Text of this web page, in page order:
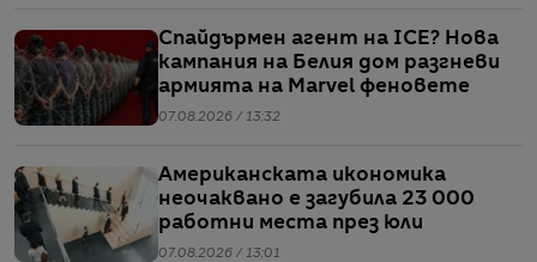
Спайдърмен агент на ICE? Нова
кампания на Белия дом разгневи
армията на Marvel феновете
07.08.2026 / 13:32
Американската икономика
неочаквано е загубила 23 000
работни места през юли
07.08.2026 / 13:01